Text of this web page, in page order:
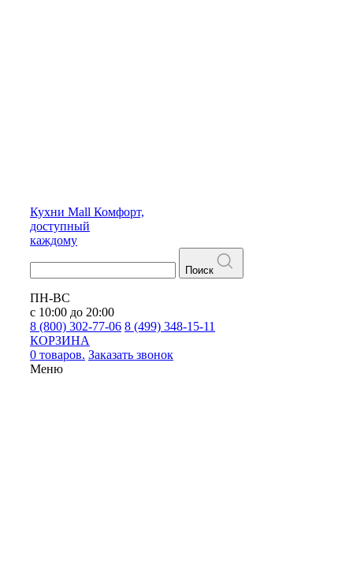
Кухни Mall Комфорт,
доступный
каждому
Поиск
ПН-ВС
с 10:00 до 20:00
8 (800) 302-77-06 8 (499) 348-15-11
КОРЗИНА
0 товаров. Заказать звонок
Меню